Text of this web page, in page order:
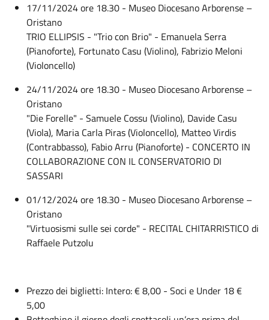
17/11/2024 ore 18.30 - Museo Diocesano Arborense –
Oristano
TRIO ELLIPSIS - "Trio con Brio" - Emanuela Serra
(Pianoforte), Fortunato Casu (Violino), Fabrizio Meloni
(Violoncello)
24/11/2024 ore 18.30 - Museo Diocesano Arborense –
Oristano
"Die Forelle" - Samuele Cossu (Violino), Davide Casu
(Viola), Maria Carla Piras (Violoncello), Matteo Virdis
(Contrabbasso), Fabio Arru (Pianoforte) - CONCERTO IN
COLLABORAZIONE CON IL CONSERVATORIO DI
SASSARI
01/12/2024 ore 18.30 - Museo Diocesano Arborense –
Oristano
"Virtuosismi sulle sei corde" - RECITAL CHITARRISTICO di
Raffaele Putzolu
Prezzo dei biglietti: Intero: € 8,00 - Soci e Under 18 €
5,00